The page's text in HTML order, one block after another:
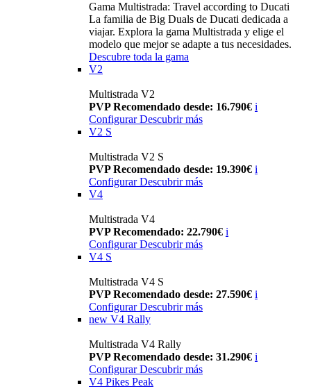
Gama Multistrada: Travel according to Ducati
La familia de Big Duals de Ducati dedicada a
viajar. Explora la gama Multistrada y elige el
modelo que mejor se adapte a tus necesidades.
Descubre toda la gama
V2
Multistrada V2
PVP Recomendado desde: 16.790€ i
Configurar Descubrir más
V2 S
Multistrada V2 S
PVP Recomendado desde: 19.390€ i
Configurar Descubrir más
V4
Multistrada V4
PVP Recomendado: 22.790€ i
Configurar Descubrir más
V4 S
Multistrada V4 S
PVP Recomendado desde: 27.590€ i
Configurar Descubrir más
new V4 Rally
Multistrada V4 Rally
PVP Recomendado desde: 31.290€ i
Configurar Descubrir más
V4 Pikes Peak